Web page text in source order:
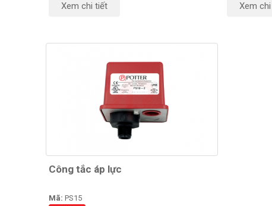
Xem chi tiết Xem
Công tắc áp lực
Mã: PS15